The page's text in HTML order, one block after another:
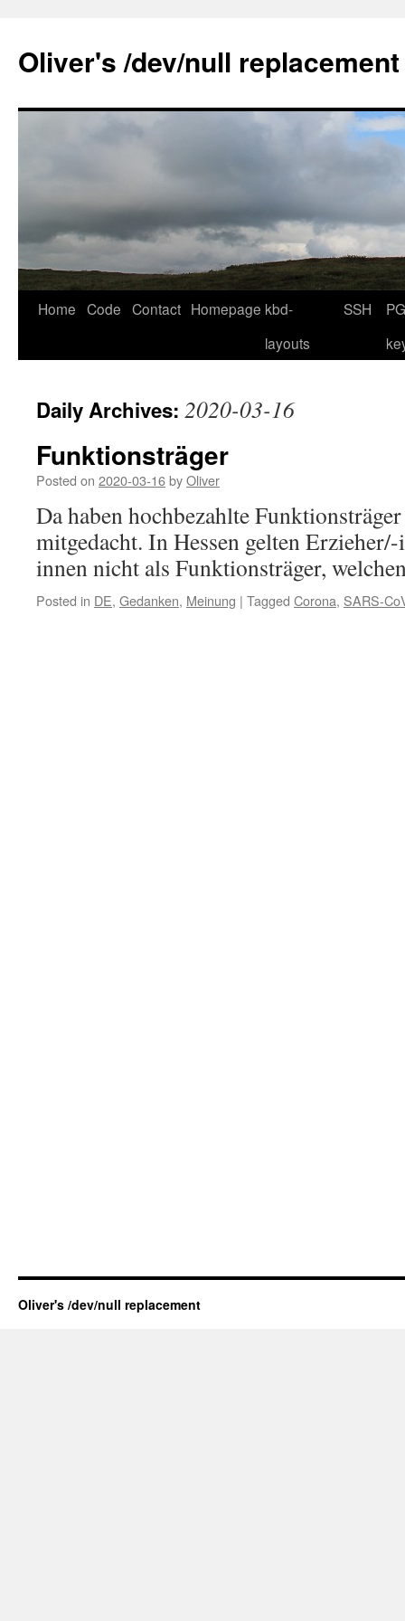
content
Oliver's /dev/null replacement
Home Code Contact Homepage kbd-
layouts
SSH
Daily Archives: 2020-03-16
Funktionsträger
Posted on 2020-03-16byOliver
Da haben hochbezahlte
mitgedacht. In Hessen gelten
innen nicht als Funktionsträger,
Posted in DE, Gedanken, Meinung | Tagged Corona, SARS-
Oliver's /dev/null replacement